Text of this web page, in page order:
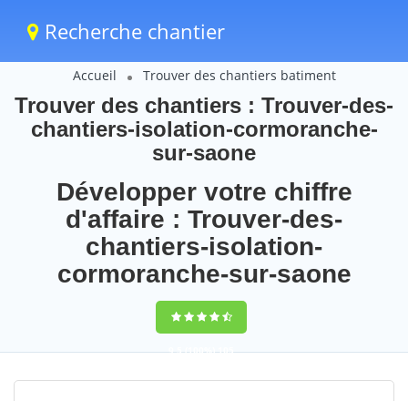
Recherche chantier
Accueil Trouver des chantiers batiment
Trouver des chantiers : Trouver-des-
chantiers-isolation-cormoranche-
sur-saone
Développer votre chiffre
d'affaire : Trouver-des-
chantiers-isolation-
cormoranche-sur-saone
9,5(100%)105
votes